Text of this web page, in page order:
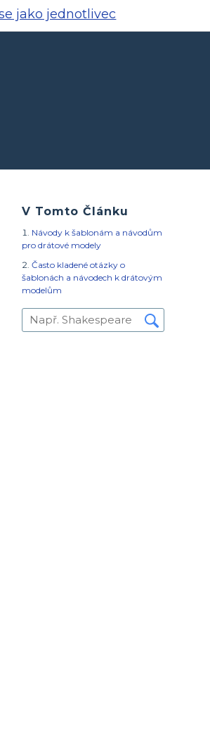
jako jednotlivec
V Tomto Článku
Návody k šablonám a návodům
pro drátové modely
Často kladené otázky o
šablonách a návodech k drátovým
modelům